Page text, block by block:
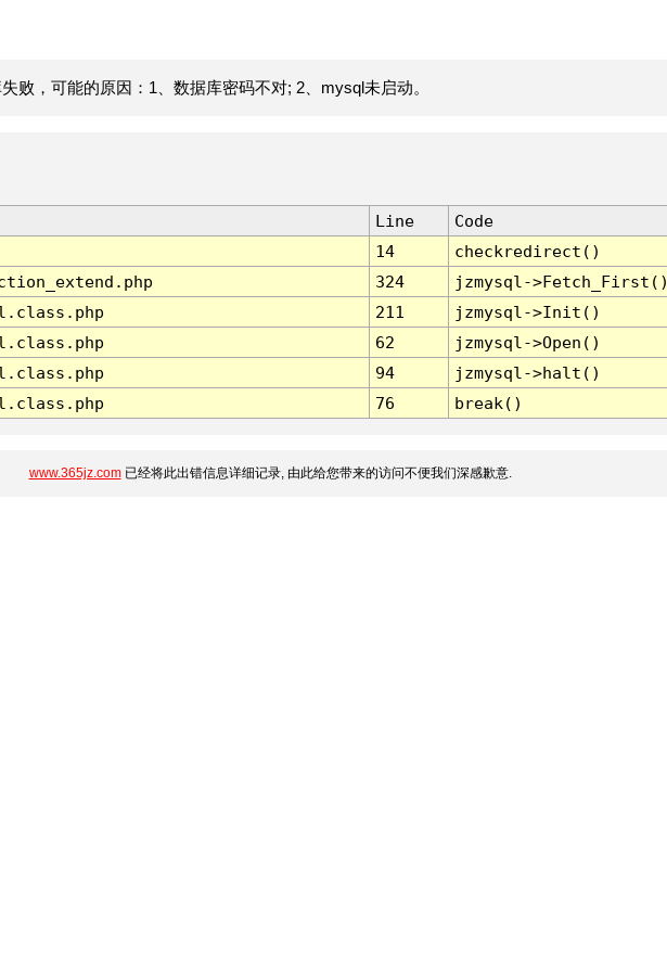
败，可能的原因：1、数据库密码不对; 2、mysql未启动。
Line
Code
14
checkredirect()
324
jzmysql-
211
jzmysql->Init()
62
jzmysql->Open()
94
jzmysql->halt()
76 break()
www.365jz.com已经将此出错信息详细记录, 由此给您带来的访问不便我们深感歉意.